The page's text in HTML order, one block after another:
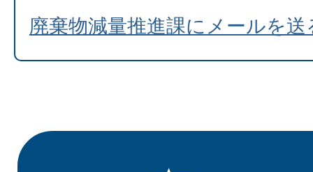
廃棄物減量推進課にメールを送